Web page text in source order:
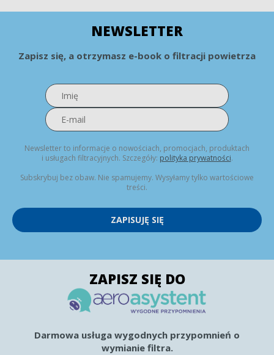
NEWSLETTER
Zapisz się, a otrzymasz e-book o filtracji powietrza
Newsletter to informacje o nowościach, promocjach, produktach
i usługach filtracyjnych. Szczegóły: polityka prywatności.
Subskrybuj bez obaw. Nie spamujemy. Wysyłamy tylko wartościowe
treści.
ZAPISUJĘ SIĘ
ZAPISZ SIĘ DO
Darmowa usługa wygodnych przypomnień o
wymianie filtra.